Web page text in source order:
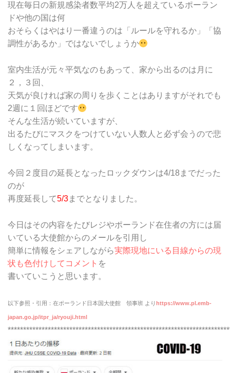
現在毎日の新規感染者数平均2万人を超えているポーラン
ドや他の国は何
おそらくはやはり一番違うのは「ルールを守れるか」「協
調性があるか」ではないでしょうか
室内生活が元々平気なのもあって、家から出るのは月に
２，３回、
天気が良ければ家の周りを歩くことはありますがそれでも
2週に１回ほどです
そんな生活が続いていますが、
出るたびにマスクをつけていない人数人と必ず会うので悲
しくなってしまいます。
今回２度目の延長となったロックダウンは4/18までだった
のが
再度延長して5/3までとなりました。
今日はその内容をたびレジやポーランド在住者の方には届
いている大使館からのメールを引用し
簡単に情報をシェアしながら実際現地にいる目線からの現
状も色付けしてコメント を
書いていこうと思います。
以下参照・引用：在ポーランド日本国大使館 領事班 より https://www.pl.emb-
japan.go.jp/itpr_ja/ryouji.html